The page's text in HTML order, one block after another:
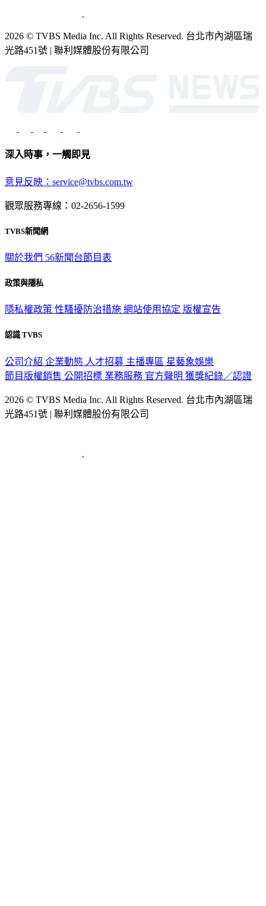
2026 © TVBS Media Inc. All Rights Reserved. 台北市內湖區瑞
光路451號 | 聯利媒體股份有限公司
深入時事，一觸即見
意見反映：service@tvbs.com.tw
觀眾服務專線：02-2656-1599
TVBS新聞網
關於我們 56新聞台節目表
政策與隱私
隱私權政策 性騷擾防治措施 網站使用協定 版權宣告
認識 TVBS
公司介紹 企業動態 人才招募 主播專區 星藝象娛樂
節目版權銷售 公開招標 業務服務 官方聲明 獲獎紀錄／認證
2026 © TVBS Media Inc. All Rights Reserved. 台北市內湖區瑞
光路451號 | 聯利媒體股份有限公司